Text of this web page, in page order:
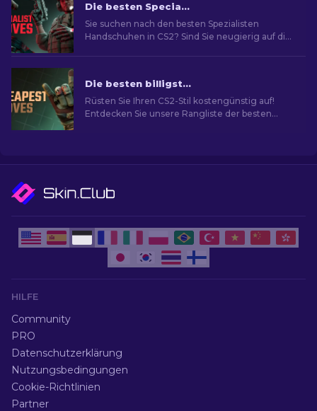
Die besten Specialist-Handschuhe in CS2: Rangliste
Sie suchen nach den besten Spezialisten
Handschuhen in CS2? Sind Sie neugierig auf die
Die besten billigsten Handschuhe in CS2: Rangliste [2026]
Rüsten Sie Ihren CS2-Stil kostengünstig auf!
Entdecken Sie unsere Rangliste der besten
HILFE
Community
PRO
Datenschutzerklärung
Nutzungsbedingungen
Cookie-Richtlinien
Partner